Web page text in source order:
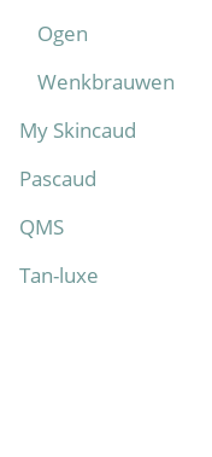
Ogen
Wenkbrauwen
My Skincaud
Pascaud
QMS
Tan-luxe